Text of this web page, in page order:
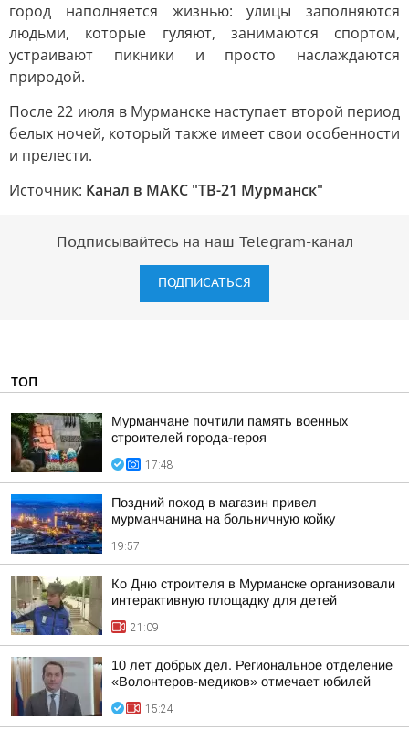
город наполняется жизнью: улицы заполняются
людьми, которые гуляют, занимаются спортом,
устраивают пикники и просто наслаждаются
природой.
После 22 июля в Мурманске наступает второй период
белых ночей, который также имеет свои особенности
и прелести.
Источник: Канал в МАКС "ТВ-21 Мурманск"
Подписывайтесь на наш Telegram-канал
ПОДПИСАТЬСЯ
ТОП
Мурманчане почтили память военных
строителей города-героя
17:48
Поздний поход в магазин привел
мурманчанина на больничную койку
19:57
Ко Дню строителя в Мурманске организовали
интерактивную площадку для детей
21:09
10 лет добрых дел. Региональное отделение
«Волонтеров-медиков» отмечает юбилей
15:24